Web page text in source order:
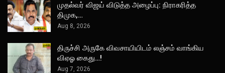
முதல்வர் விஜய் விடுத்த அழைப்பு: நிராகரித்த
திமுக,…
Aug 8, 2026
திருச்சி அருகே விவசாயியிடம் லஞ்சம் வாங்கிய
விஏஓ கைது…!
Aug 7, 2026